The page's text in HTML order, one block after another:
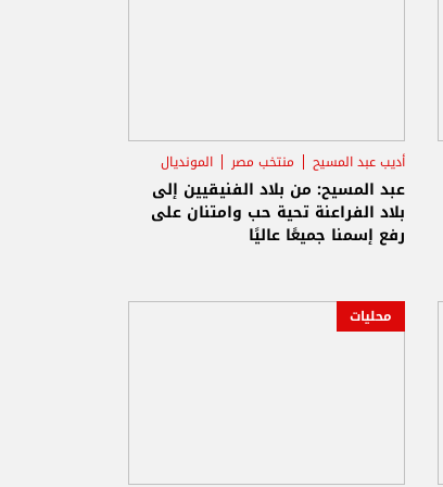
أديب عبد المسيح منتخب مصر المونديال
عبد المسيح: من بلاد الفنيقيين إلى
بلاد الفراعنة تحية حب وامتنان على
رفع إسمنا جميعًا عاليًا
محليات